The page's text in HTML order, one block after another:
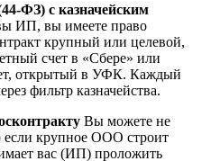
ФЗ) с казначейским
ИП, вы имеете право
крупный или целевой,
счет в «Сбере» или
открытый в УФК. Каждый
фильтр казначейства.
Вы можете не
если крупное ООО строит
вас (ИП) проложить